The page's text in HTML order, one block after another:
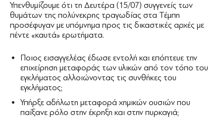
Υπενθυμίζουμε ότι τη Δευτέρα (15/07) συγγενείς των
θυμάτων της πολύνεκρης τραγωδίας στα Τέμπη
προσέφυγαν με υπόμνημα προς τις δικαστικές αρχές με
πέντε «καυτά» ερωτήματα.
Ποιος εισαγγελέας έδωσε εντολή και επόπτευε την
επιχείρηση μεταφοράς των υλικών από τον τόπο του
εγκλήματος αλλοιώνοντας τις συνθήκες του
εγκλήματος;
Υπήρξε αδήλωτη μεταφορά χημικών ουσιών που
παίξανε ρόλο στην έκρηξη και στην πυρκαγιά;